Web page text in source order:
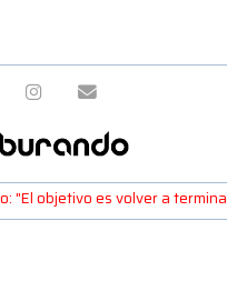
"El objetivo es volver a